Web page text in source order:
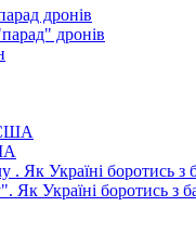
дронів
Як Україні боротись з